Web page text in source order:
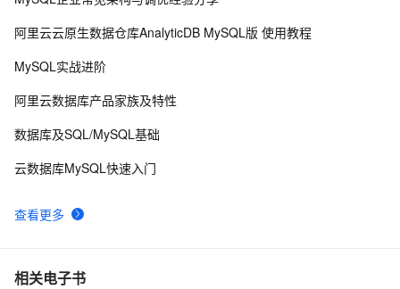
10mysql安装及常见设置
查看更多
阿里云云原生数据仓库AnalyticDB MySQL版 使用教程
MySQL实战进阶
阿里云数据库产品家族及特性
数据库及SQL/MySQL基础
云数据库MySQL快速入门
相关电子书